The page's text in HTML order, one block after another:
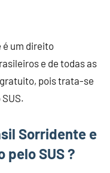
é um direito
e de todas as
pois trata-se
Sorridente e
pelo SUS ?